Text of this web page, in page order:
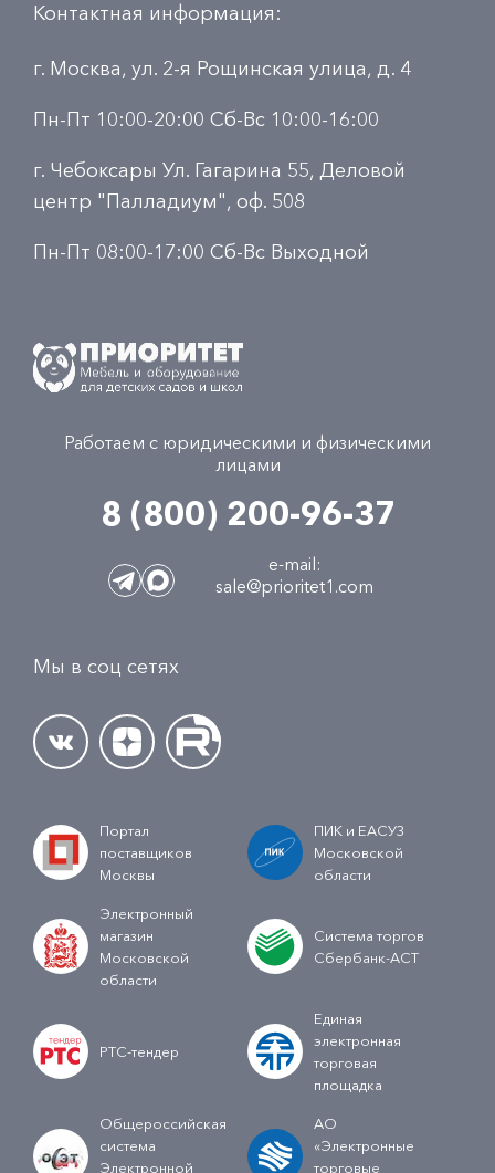
Контактная информация:
г. Москва, ул. 2-я Рощинская улица, д. 4
Пн-Пт 10:00-20:00 Сб-Вс 10:00-16:00
г. Чебоксары Ул. Гагарина 55, Деловой
центр "Палладиум", оф. 508
Пн-Пт 08:00-17:00 Сб-Вс Выходной
Работаем с юридическими и физическими
лицами
8 (800) 200-96-37
e-mail:
sale@prioritet1.com
Мы в соц сетях
Портал
поставщиков
Москвы
ПИК и ЕАСУЗ
Московской
области
Электронный
магазин
Московской
области
Система торгов
Сбербанк-АСТ
РТС-тендер
Единая
электронная
торговая
площадка
Общероссийская
система
Электронной
АО
«Электронные
торговые